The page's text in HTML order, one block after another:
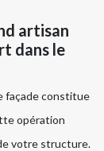
artisan
dans le
façade constitue
opération
votre structure.